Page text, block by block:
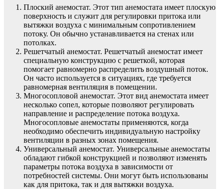
Плоский анемостат. Этот тип анемостата имеет плоскую
поверхность и служит для регулировки притока или
вытяжки воздуха с минимальным сопротивлением
потоку. Он обычно устанавливается на стенах или
потолках.
Решетчатый анемостат. Решетчатый анемостат имеет
специальную конструкцию с решеткой, которая
помогает равномерно распределить воздушный поток.
Он часто используется в ситуациях, где требуется
равномерная вентиляция в помещении.
Многосопловой анемостат. Этот вид анемостата имеет
несколько сопел, которые позволяют регулировать
направление и распределение потока воздуха.
Многосопловые анемостаты применяются, когда
необходимо обеспечить индивидуальную настройку
вентиляции в разных зонах помещения.
Универсальный анемостат. Универсальные анемостаты
обладают гибкой конструкцией и позволяют изменять
параметры потока воздуха в зависимости от
потребностей системы. Они могут быть использованы
как для притока, так и для вытяжки воздуха.